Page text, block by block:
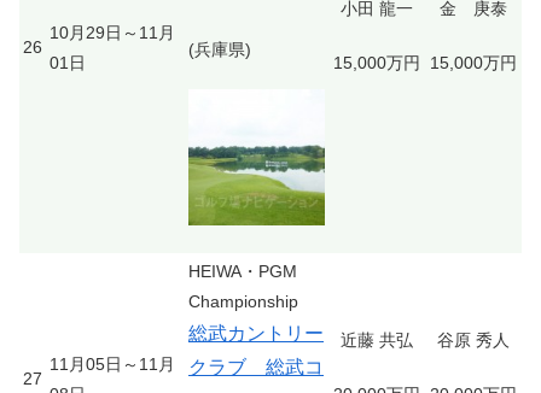
26
10月29日～11月
01日
(兵庫県)
小田 龍一
15,000万円
金 庚泰
15,000万円
27
11月05日～11月
HEIWA・PGM
Championship
総武カントリー
クラブ 総武コ
近藤 共弘 谷原 秀人